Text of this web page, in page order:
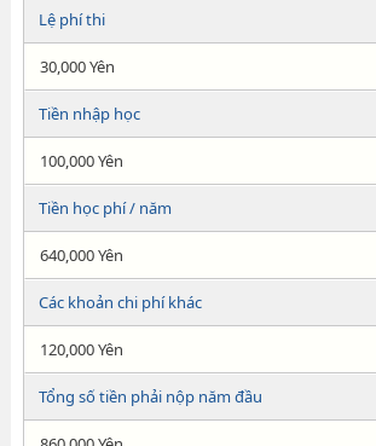
Lệ phí thi
30,000 Yên
Tiền nhập học
100,000 Yên
Tiền học phí / năm
640,000 Yên
Các khoản chi phí khác
120,000 Yên
Tổng số tiền phải nộp năm đầu